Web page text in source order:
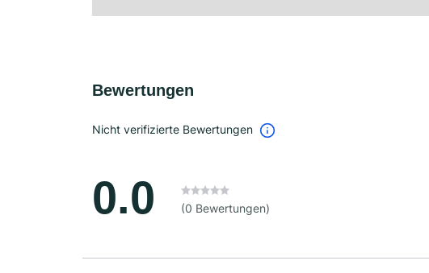
Bewertungen
Nicht verifizierte Bewertungen
0.0 (0 Bewertungen)